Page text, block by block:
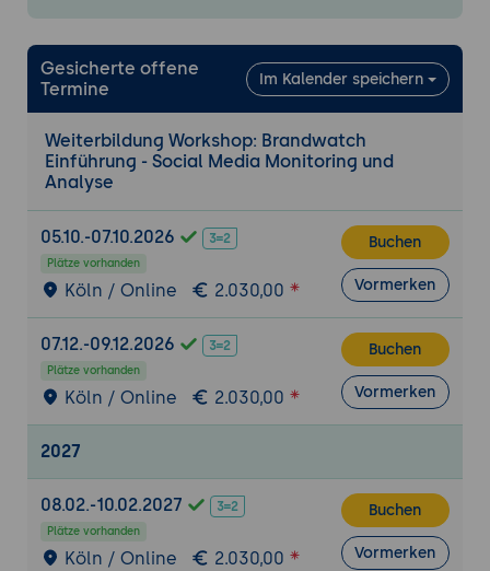
kritischen Erwähnungen
Reaktionsstrategien und
Eskalationsprozesse
Fallstudien zum erfolgreichen Issue
Management
7. Reporting und Datenexport
Erstellung automatisierter Reports für
Stakeholder
Visualisierung von KPIs für Management-
Integration mit BI-Tools und
Marketingplattformen
8. Datenschutz und Compliance
Brandwatch
Anonymisierung und Aggregation
Rechtliche Grundlagen für Social-Media-
Gesicherte offene
Termine
Im Kalender speichern
Weiterbildung Workshop: Brandwatch
Einführung - Social Media Monitoring und
Analyse
05.10.-07.10.2026
Plätze vorhanden
Köln / Online 2.030,00
Buchen
Vormerken
07.12.-09.12.2026
Plätze vorhanden
Köln / Online 2.030,00
Buchen
Vormerken
2027
08.02.-10.02.2027
Plätze vorhanden
Köln / Online 2.030,00
Buchen
Vormerken